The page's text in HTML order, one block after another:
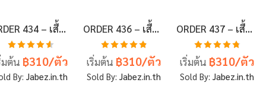
ORDER 434 – เสื้อเบสบอลพิมพ์ลาย สั่งทำ ออกแบบเอง
ให้คะแนน
4.6 ตั้งแต่
1-5 คะแนน
มต้น ฿310/ตัว
By: Jabez.in.th
ORDER 436 – เสื้อเบสบอลพิมพ์ลาย สั่งทำ ออกแบบเอง
ให้คะแนน
4.83ตั้งแต่
1-5 คะแนน
เริ่มต้น ฿310/ตัว
Sold By: Jabez.in.th
ORDER 437 – เสื้อเบสบอลพิมพ์ลาย สั่งทำ ออกแบบเอง
ให้คะแนน
4.8ตั้งแต่ 1-
5 คะแนน
เริ่มต้น ฿310/ตัว
Sold By: Jabez.in.th